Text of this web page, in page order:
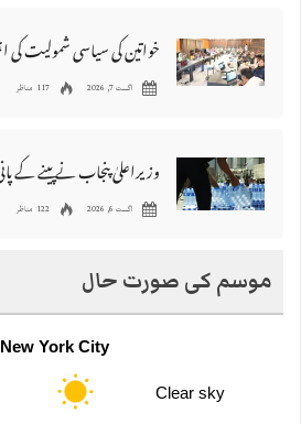
اگست 7, 2026 117 مناظر
اگست 6, 2026 122 مناظر
موسم کی صورت حال
New York City
Clear sky